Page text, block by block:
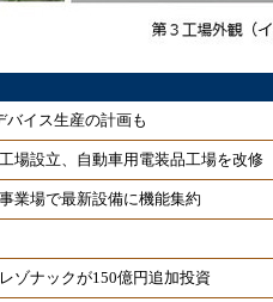
バイス生産の計画も
場設立、自動車用電装品工場を改修
業場で最新設備に機能集約
ゾナックが150億円追加投資